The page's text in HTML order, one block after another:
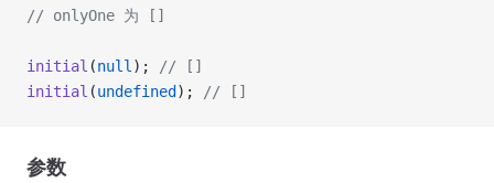
// onlyOne 为 []
initial (null );
// []
initial (undefined ); // []
参数